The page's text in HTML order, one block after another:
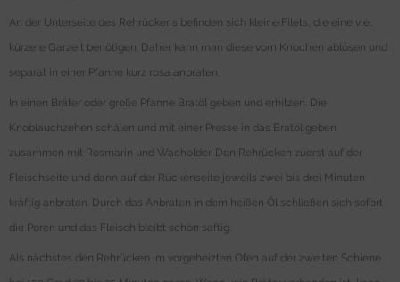
An der Unterseite des Rehrückens befinden sich kleine Filets, die eine viel
kürzere Garzeit benötigen. Daher kann man diese vom Knochen ablösen und
separat in einer Pfanne kurz rosa anbraten.
In einen Bräter oder große Pfanne Bratöl geben und erhitzen. Die
Knoblauchzehen schälen und mit einer Presse in das Bratöl geben
zusammen mit Rosmarin und Wacholder. Den Rehrücken zuerst auf der
Fleischseite und dann auf der Rückenseite jeweils zwei bis drei Minuten
kräftig anbraten. Durch das Anbraten in dem heißen Öl schließen sich sofort
die Poren und das Fleisch bleibt schön saftig.
Als nächstes den Rehrücken im vorgeheizten Ofen auf der zweiten Schiene